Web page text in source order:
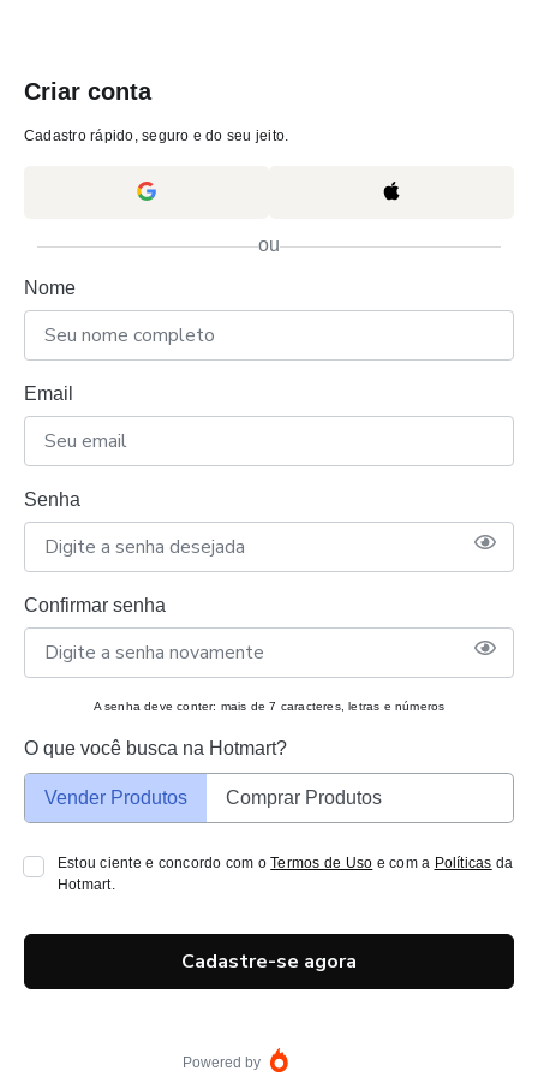
Criar conta
Cadastro rápido, seguro e do seu jeito.
ou
Nome
Email
Senha
Confirmar senha
A senha deve conter: mais de 7 caracteres, letras e números
O que você busca na Hotmart?
Vender Produtos Comprar Produtos
Estou ciente e concordo com oTermos de Uso e com a Políticas da
Hotmart.
Cadastre-se agora
Powered by